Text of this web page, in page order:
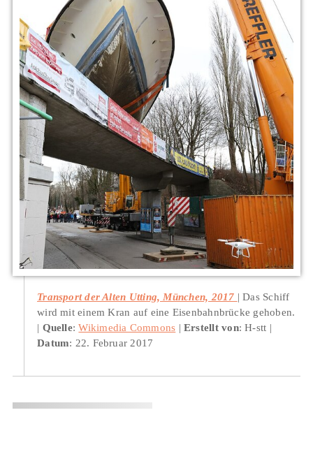
Transport der Alten Utting, München, 2017
Das Schiff
wird mit einem Kran auf eine Eisenbahnbrücke gehoben.
Quelle:Wikimedia Commons Erstellt von: H-stt
Datum: 22. Februar 2017